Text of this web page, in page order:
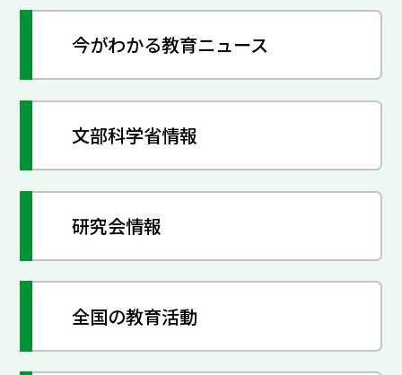
今がわかる教育ニュース
文部科学省情報
研究会情報
全国の教育活動